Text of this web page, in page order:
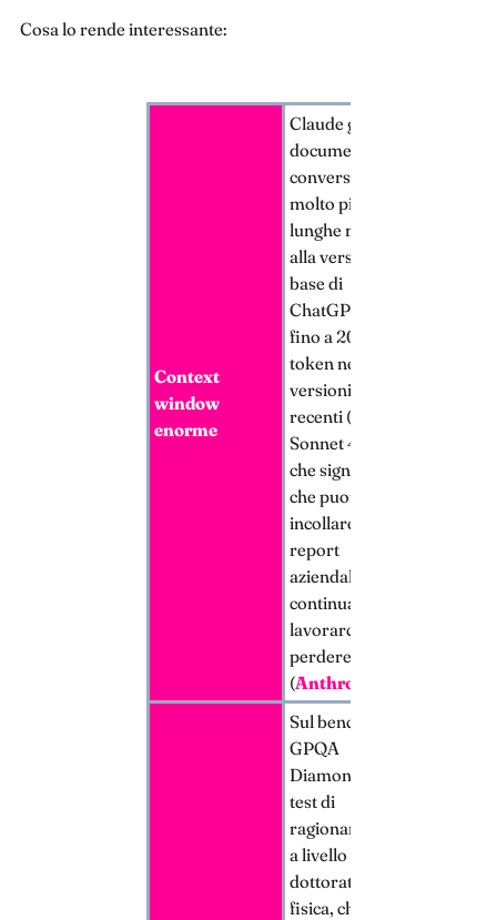
Cosa lo rende interessante:
Context
window
enorme
Claude gestisce
documenti e
conversazioni
molto più
lunghe rispetto
alla versione
base di
ChatGPT —
fino a 200.000
token nelle
versioni più
recenti (Claude
Sonnet 4.6), il
che significa
che puoi
incollare interi
report
aziendali e
continuare a
lavorarci senza
perdere il filo
(Anthropic
Sul benchmark
GPQA
Diamond — un
test di
ragionamento
a livello
dottorato in
fisica, chimica e